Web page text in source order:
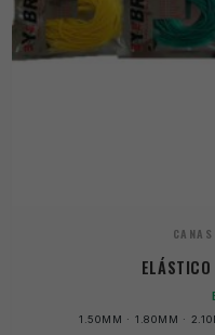
1.50MM · 1.80MM ·